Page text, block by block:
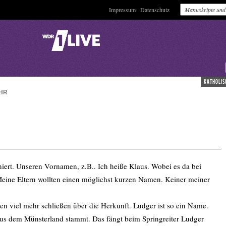
Impressum Datenschutz
Unseren Vornamen, z.B.. Ich heiße Klaus. Wobei es da bei
Eltern wollten einen möglichst kurzen Namen. Keiner meiner
viel mehr schließen über die Herkunft. Ludger ist so ein Name.
dem Münsterland stammt. Das fängt beim Springreiter Ludger